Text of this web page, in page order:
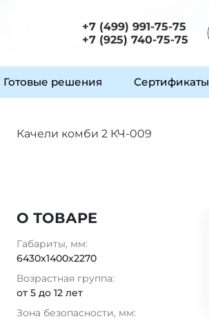
+7 (499) 991-75-75
+7 (925) 740-75-75
Готовые решения Сертификаты
Качели комби 2 КЧ-009
О ТОВАРЕ
Габариты, мм:
6430х1400х2270
Возрастная группа:
от 5 до 12 лет
Зона безопасности, мм: